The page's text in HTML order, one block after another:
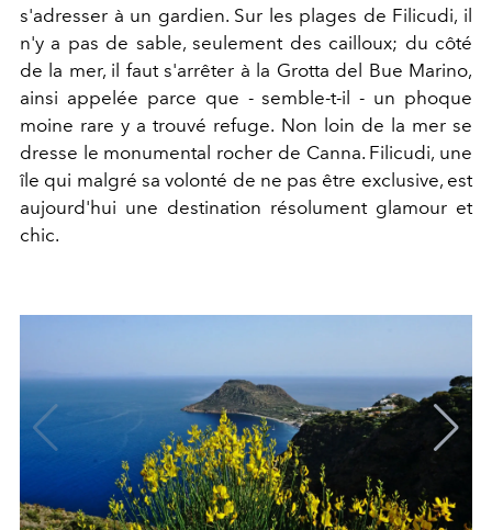
s'adresser à un gardien. Sur les plages de Filicudi, il
n'y a pas de sable, seulement des cailloux; du côté
de la mer, il faut s'arrêter à la Grotta del Bue Marino,
ainsi appelée parce que - semble-t-il - un phoque
moine rare y a trouvé refuge. Non loin de la mer se
dresse le monumental rocher de Canna. Filicudi, une
île qui malgré sa volonté de ne pas être exclusive, est
aujourd'hui une destination résolument glamour et
chic.